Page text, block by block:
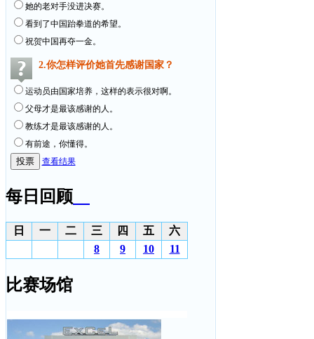
她的老对手没进决赛。
看到了中国跆拳道的希望。
祝贺中国再夺一金。
2.你怎样评价她首先感谢国家？
运动员由国家培养，这样的表示很对啊。
父母才是最该感谢的人。
教练才是最该感谢的人。
有前途，你懂得。
查看结果
每日回顾
日 一 二 三 四 五
六
8
9 10 11
比赛场馆